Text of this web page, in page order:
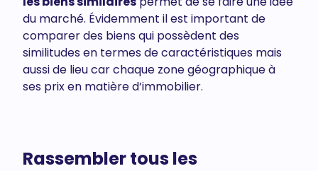
du marché. Évidemment il est important de
comparer des biens qui possèdent des
similitudes en termes de caractéristiques mais
aussi de lieu car chaque zone géographique à
ses prix en matière d’immobilier.
Rassembler tous les